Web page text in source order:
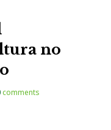
no
comments